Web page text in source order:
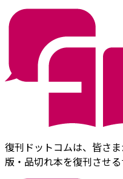
復刊ドットコムは、皆さ
版・品切れ本を復刊させる